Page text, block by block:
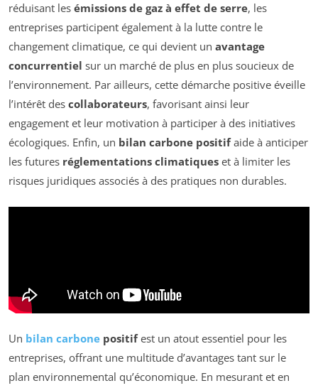
réduisant les émissions de gaz à effet de serre, les
entreprises participent également à la lutte contre le
changement climatique, ce qui devient un avantage
concurrentiel sur un marché de plus en plus soucieux de
l’environnement. Par ailleurs, cette démarche positive éveille
l’intérêt des collaborateurs, favorisant ainsi leur
engagement et leur motivation à participer à des initiatives
écologiques. Enfin, un bilan carbone positifaide à anticiper
les futures réglementations climatiques et à limiter les
risques juridiques associés à des pratiques non durables.
Un bilan carbone positifest un atout essentiel pour les
entreprises, offrant une multitude d’avantages tant sur le
plan environnemental qu’économique. En mesurant et en